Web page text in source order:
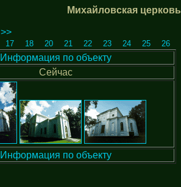
Михайловская церковь
>>
17 18 20 21 22 23 24 25
26
Информация по объекту
Сейчас
Информация по объекту